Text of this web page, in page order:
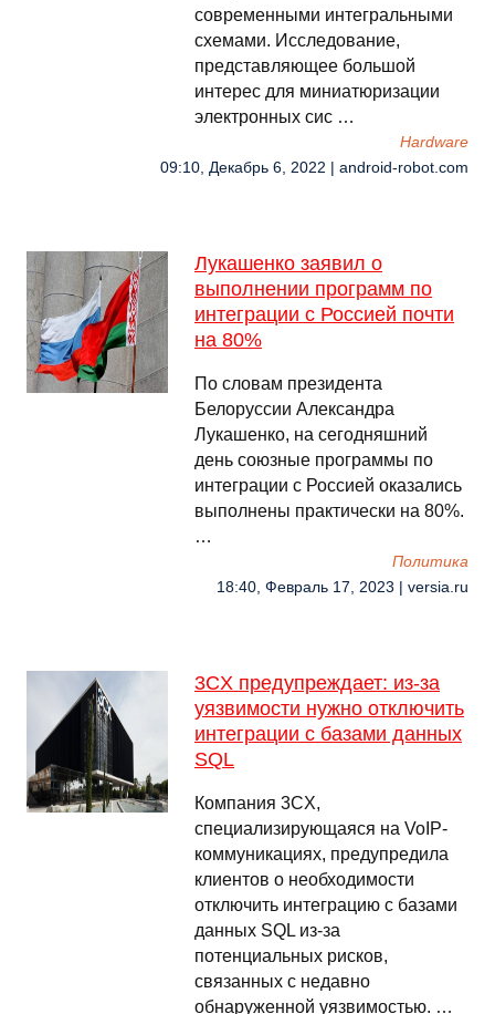
современными интегральными
схемами. Исследование,
представляющее большой
интерес для миниатюризации
электронных сис …
Hardware
09:10, Декабрь 6, 2022 | android-robot.com
Лукашенко заявил о
выполнении программ по
интеграции с Россией почти
на 80%
По словам президента
Белоруссии Александра
Лукашенко, на сегодняшний
день союзные программы по
интеграции с Россией оказались
выполнены практически на 80%.
…
Политика
18:40, Февраль 17, 2023 | versia.ru
3CX предупреждает: из-за
уязвимости нужно отключить
интеграции с базами данных
SQL
Компания 3CX,
специализирующаяся на VoIP-
коммуникациях, предупредила
клиентов о необходимости
отключить интеграцию с базами
данных SQL из-за
потенциальных рисков,
связанных с недавно
обнаруженной уязвимостью. …